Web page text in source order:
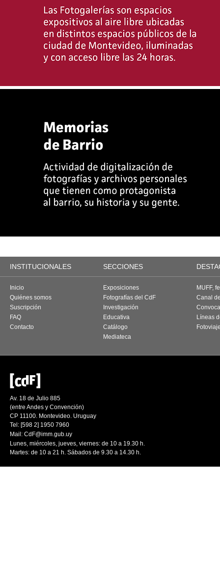
INSTITUCIONALES SECCIONES
Inicio
Quiénes somos
Suscripción
FAQ
Contacto
Exposiciones
Fotografías del CdF
Investigación
Educativa
Catálogo
Mediateca
MUFF,
Canal
Líneas
Av. 18 de Julio 885
(entre Andes y Convención)
CP 11100. Montevideo. Uruguay
Tel: [598 2] 1950 7960
Mail: CdF@imm.gub.uy
Lunes, miércoles, jueves, viernes: de 10 a 19.30 h.
Martes: de 10 a 21 h. Sábados de 9.30 a 14.30 h.